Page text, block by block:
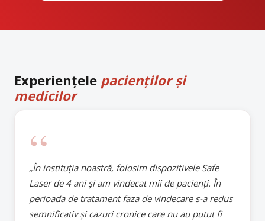
Experiențele pacienților și
medicilor
“
„În instituția noastră, folosim dispozitivele Safe
Laser de 4 ani și am vindecat mii de pacienți. În
perioada de tratament faza de vindecare s-a redus
semnificativ și cazuri cronice care nu au putut fi